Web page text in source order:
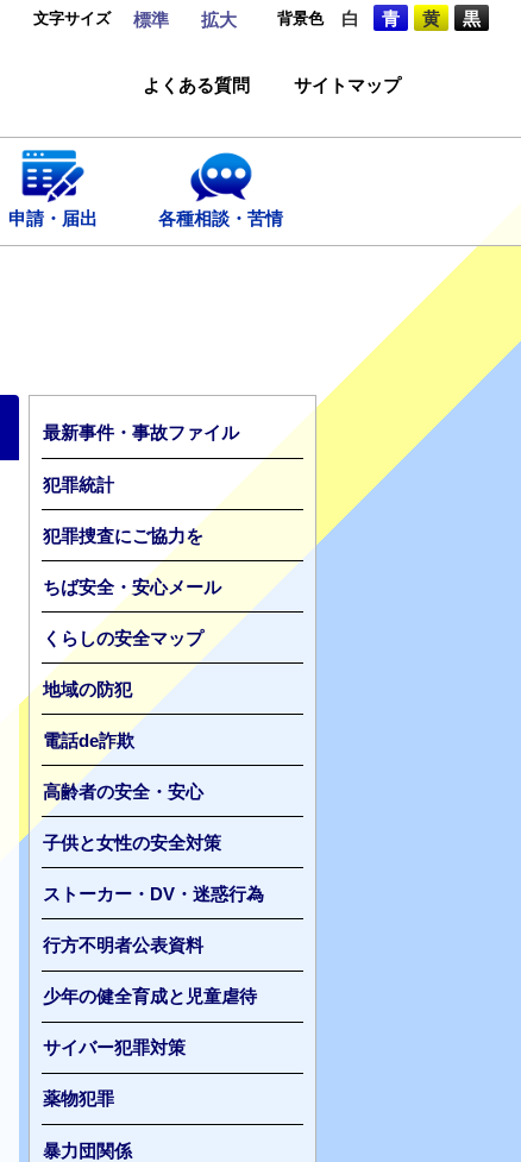
文字サイズ 標準 拡大 背景色 白 青 黄 黒
よくある質問 サイトマップ
申請・届出 各種相談・苦情
最新事件・事故ファイル
犯罪統計
犯罪捜査にご協力を
ちば安全・安心メール
くらしの安全マップ
地域の防犯
電話de詐欺
高齢者の安全・安心
子供と女性の安全対策
ストーカー・DV・迷惑行為
行方不明者公表資料
少年の健全育成と児童虐待
サイバー犯罪対策
薬物犯罪
暴力団関係